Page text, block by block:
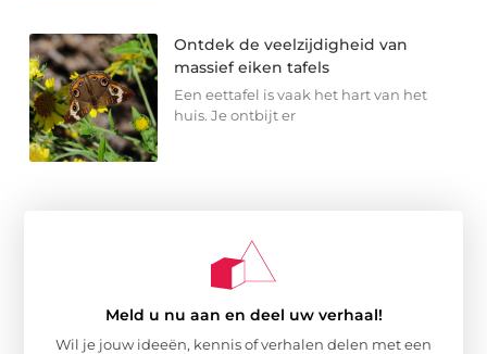
Ontdek de veelzijdigheid van
massief eiken tafels
Een eettafel is vaak het hart van het
huis. Je ontbijt er
Meld u nu aan en deel uw verhaal!
Wil je jouw ideeën, kennis of verhalen delen met een